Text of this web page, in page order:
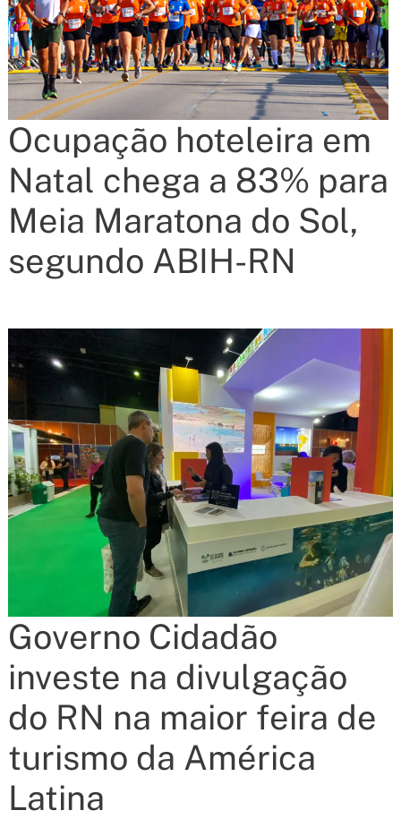
Ocupação hoteleira em
Natal chega a 83% para
Meia Maratona do Sol,
segundo ABIH-RN
Governo Cidadão
investe na divulgação
do RN na maior feira de
turismo da América
Latina